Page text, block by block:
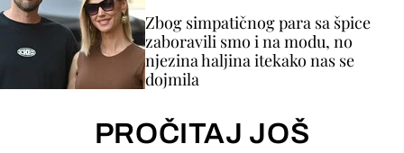
Zbog simpatičnog para sa špice
zaboravili smo i na modu, no
njezina haljina itekako nas se
dojmila
PROČITAJ JOŠ